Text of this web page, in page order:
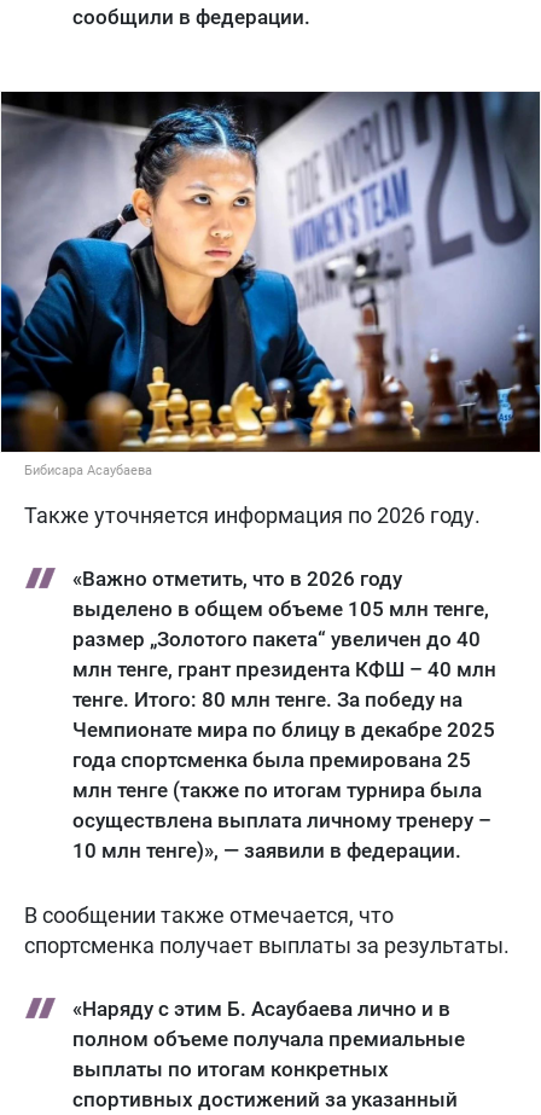
сообщили в федерации.
Бибисара Асаубаева
Также уточняется информация по 2026 году.
«Важно отметить, что в 2026 году
выделено в общем объеме 105 млн тенге,
размер „Золотого пакета“ увеличен до 40
млн тенге, грант президента КФШ – 40 млн
тенге. Итого: 80 млн тенге. За победу на
Чемпионате мира по блицу в декабре 2025
года спортсменка была премирована 25
млн тенге (также по итогам турнира была
осуществлена выплата личному тренеру –
10 млн тенге)», — заявили в федерации.
В сообщении также отмечается, что
спортсменка получает выплаты за результаты.
«Наряду с этим Б. Асаубаева лично и в
полном объеме получала премиальные
выплаты по итогам конкретных
спортивных достижений за указанный